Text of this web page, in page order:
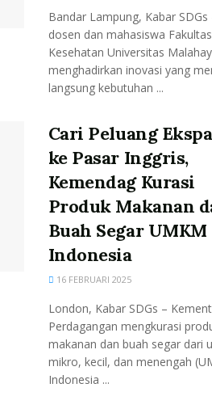
Bandar Lampung, Kabar SDGs
dosen dan mahasiswa
Kesehatan Universitas
menghadirkan inovasi yang
langsung kebutuhan ...
Cari Peluang
ke Pasar Inggris,
Kemendag Kurasi
Produk Makanan
Buah Segar UMKM
Indonesia
16 FEBRUARI 2025
London, Kabar SDGs –
Perdagangan mengkurasi
makanan dan buah segar dari
mikro, kecil, dan menengah
Indonesia ...